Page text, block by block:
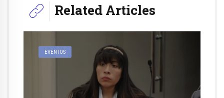
Related Articles
EVENTOS